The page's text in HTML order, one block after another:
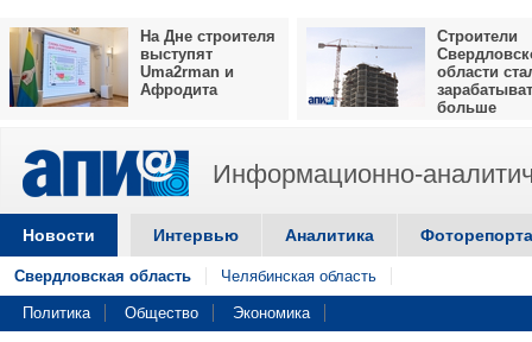
На Дне строителя
выступят
Uma2rman и
Афродита
Строители
области
больше
Информационно-
Новости Интервью Аналитика
Свердловская область Челябинская область
Политика Общество Экономика